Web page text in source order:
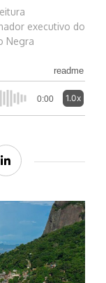
executivo do
Negra
readme
0:00 1.0x